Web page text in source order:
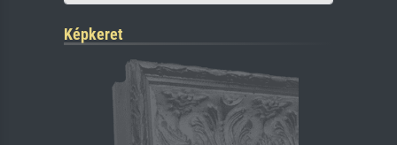
Képkeret